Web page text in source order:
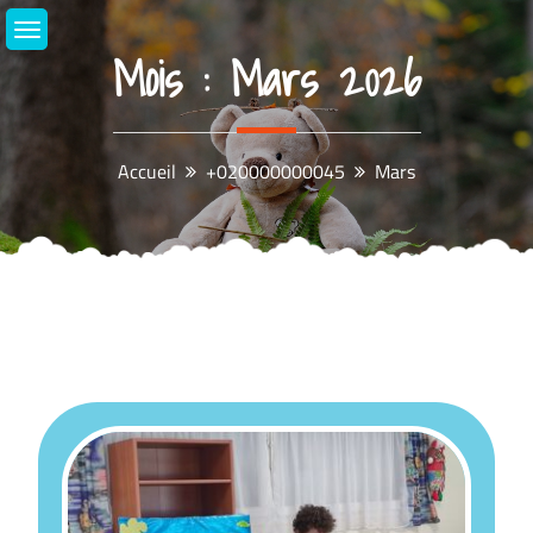
Aller
au
contenu
Mois : Mars 2026
Accueil +020000000045 Mars